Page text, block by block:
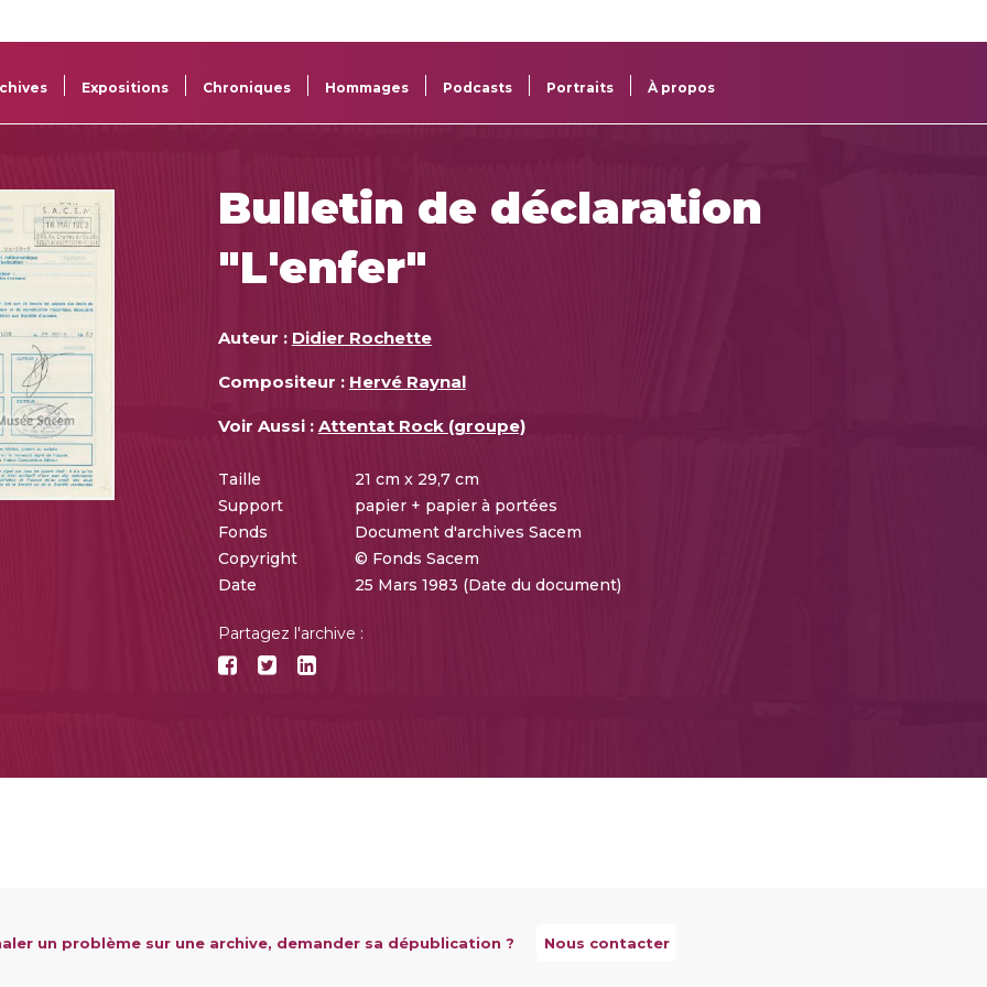
Sacem
projets
Sacem
des œuvres
Expositions Chroniques Hommages Podcasts Portraits À propos
Bulletin de déclaration
"L'enfer"
Auteur : Didier Rochette
Compositeur : Hervé Raynal
Voir Aussi : Attentat Rock (groupe)
Taille
21 cm x 29,7 cm
Support
papier + papier à portées
Fonds
Document d'archives Sacem
Copyright
© Fonds Sacem
Date
25 Mars 1983 (Date du document)
Partagez l'archive :
un problème sur une archive, demander sa dépublication ? Nous contacter